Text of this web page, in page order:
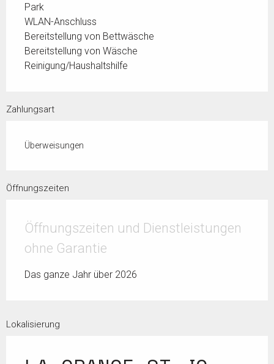
Park
WLAN-Anschluss
Bereitstellung von Bettwäsche
Bereitstellung von Wäsche
Reinigung/Haushaltshilfe
Zahlungsart
Überweisungen
Öffnungszeiten
Öffnungszeiten und Dienstleistungen
ohne Garantie
Das ganze Jahr über 2026
Lokalisierung